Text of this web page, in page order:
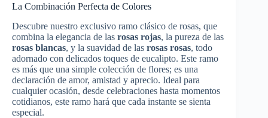
La Combinación Perfecta de Colores
Descubre nuestro exclusivo ramo clásico de rosas, que
combina la elegancia de las rosas rojas, la pureza de las
rosas blancas, y la suavidad de las rosas rosas, todo
adornado con delicados toques de eucalipto. Este ramo
es más que una simple colección de flores; es una
declaración de amor, amistad y aprecio. Ideal para
cualquier ocasión, desde celebraciones hasta momentos
cotidianos, este ramo hará que cada instante se sienta
especial.